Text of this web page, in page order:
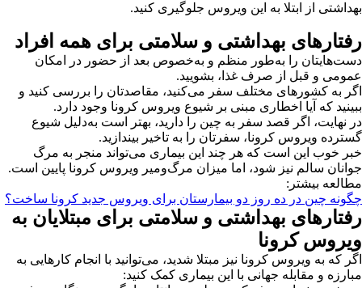
بهداشتی از ابتلا به این ویروس جلوگیری کنید.
رفتارهای بهداشتی و سلامتی برای همه افراد
دست‌هایتان را به‌طور منظم و به‌خصوص بعد از حضور در امکان
عمومی و قبل از صرف غذا، بشویید.
اگر به کشورهای مختلف سفر می‌کنید، مقاصدتان را بررسی کنید و
ببینید که آیا اخطاری مبنی بر شیوع ویروس کرونا وجود دارد.
در نهایت، اگر قصد سفر به چین را دارید، بهتر است به‌دلیل شیوع
گسترده ویروس کرونا، سفرتان را به تاخیر بیندازید.
خبر خوب این است که هر چند این بیماری می‌تواند منجر به مرگ
جوانان سالم نیز شود، اما میزان مرگ‌ومیر ویروس کرونا پایین است.
مطالعه بیشتر:
چگونه چین در ده روز دو بیمارستان برای ویروس جدید کرونا ساخت؟
رفتارهای بهداشتی و سلامتی برای مبتلایان به
ویروس کرونا
اگر که به ویروس کرونا نیز مبتلا شدید، می‌توانید با انجام کارهایی به
مبارزه و مقابله جهانی با این بیماری کمک کنید: